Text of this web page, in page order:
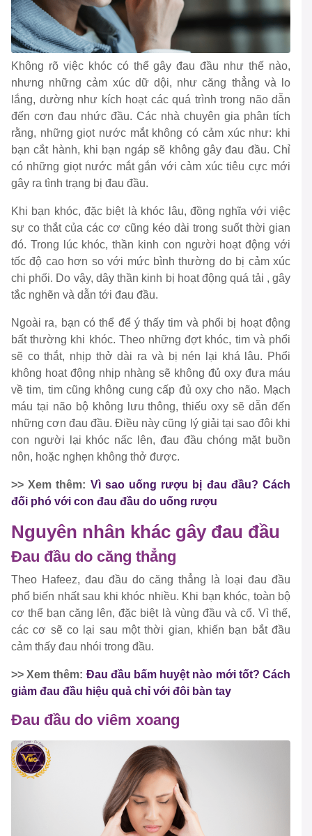
Không rõ việc khóc có thể gây đau đầu như thế nào,
nhưng những cảm xúc dữ dội, như căng thẳng và lo
lắng, dường như kích hoạt các quá trình trong não dẫn
đến cơn đau nhức đầu. Các nhà chuyên gia phân tích
rằng, những giọt nước mắt không có cảm xúc như: khi
bạn cắt hành, khi bạn ngáp sẽ không gây đau đầu. Chỉ
có những giọt nước mắt gắn với cảm xúc tiêu cực mới
gây ra tình trạng bị đau đầu.
Khi bạn khóc, đặc biệt là khóc lâu, đồng nghĩa với việc
sự co thắt của các cơ cũng kéo dài trong suốt thời gian
đó. Trong lúc khóc, thần kinh con người hoạt động với
tốc độ cao hơn so với mức bình thường do bị cảm xúc
chi phối. Do vậy, dây thần kinh bị hoạt động quá tải , gây
tắc nghẽn và dẫn tới đau đầu.
Ngoài ra, bạn có thể để ý thấy tim và phổi bị hoạt động
bất thường khi khóc. Theo những đợt khóc, tim và phổi
sẽ co thắt, nhịp thở dài ra và bị nén lại khá lâu. Phổi
không hoạt động nhịp nhàng sẽ không đủ oxy đưa máu
về tim, tim cũng không cung cấp đủ oxy cho não. Mạch
máu tại não bộ không lưu thông, thiếu oxy sẽ dẫn đến
những cơn đau đầu. Điều này cũng lý giải tại sao đôi khi
con người lại khóc nấc lên, đau đầu chóng mặt buồn
nôn, hoặc nghẹn không thở được.
>> Xem thêm: Vì sao uống rượu bị đau đầu? Cách
đối phó với con đau đầu do uống rượu
Nguyên nhân khác gây đau đầu
Đau đầu do căng thẳng
Theo Hafeez, đau đầu do căng thẳng là loại đau đầu
phổ biến nhất sau khi khóc nhiều. Khi bạn khóc, toàn bộ
cơ thể bạn căng lên, đặc biệt là vùng đầu và cổ. Vì thế,
các cơ sẽ co lại sau một thời gian, khiến bạn bắt đầu
cảm thấy đau nhói trong đầu.
>> Xem thêm: Đau đầu bấm huyệt nào mới tốt? Cách
giảm đau đầu hiệu quả chỉ với đôi bàn tay
Đau đầu do viêm xoang